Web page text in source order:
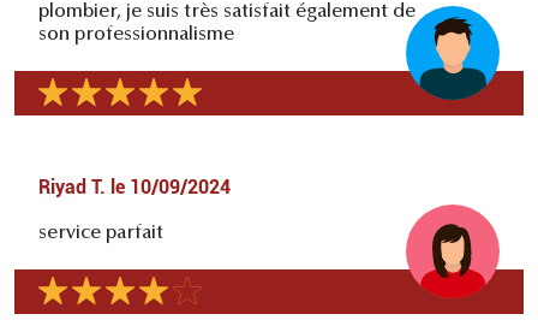
plombier, je suis très satisfait également de
son professionnalisme
Riyad T. le 10/09/2024
service parfait